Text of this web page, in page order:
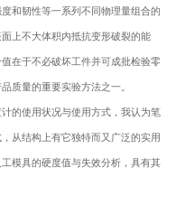
和韧性等一系列不同物理量组合的
上不大体积内抵抗变形破裂的能
在于不必破坏工件并可成批检验零
质量的重要实验方法之一。
的使用状况与使用方式，我认为笔
从结构上有它独特而又广泛的实用
模具的硬度值与失效分析，具有其